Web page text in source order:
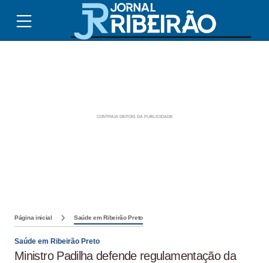
Página inicial Saúde em Ribeirão Preto
Saúde em Ribeirão Preto
Ministro Padilha defende regulamentação da